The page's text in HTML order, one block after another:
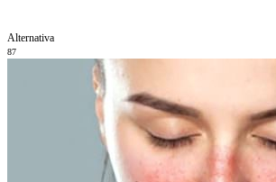
Alternativa
87